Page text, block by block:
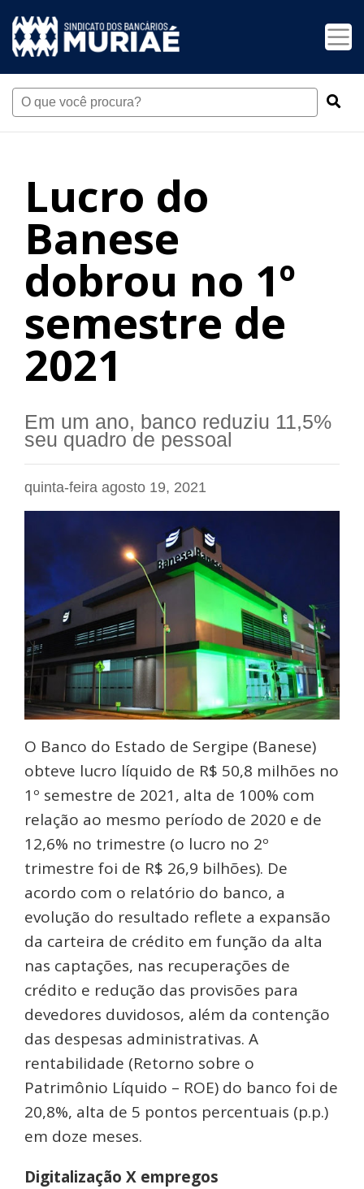
Lucro do
Banese
dobrou no 1º
semestre de
2021
Em um ano, banco reduziu 11,5%
seu quadro de pessoal
quinta-feira agosto 19, 2021
O Banco do Estado de Sergipe (Banese)
obteve lucro líquido de R$ 50,8 milhões no
1º semestre de 2021, alta de 100% com
relação ao mesmo período de 2020 e de
12,6% no trimestre (o lucro no 2º
trimestre foi de R$ 26,9 bilhões). De
acordo com o relatório do banco, a
evolução do resultado reflete a expansão
da carteira de crédito em função da alta
nas captações, nas recuperações de
crédito e redução das provisões para
devedores duvidosos, além da contenção
das despesas administrativas. A
rentabilidade (Retorno sobre o
Patrimônio Líquido – ROE) do banco foi de
20,8%, alta de 5 pontos percentuais (p.p.)
em doze meses.
Digitalização X empregos